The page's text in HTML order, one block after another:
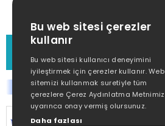
MÜŞTERİ HİZMETLERİ
(0212) 373 77 00
SİTEMİZ
Bu web sitesi çerezler
kullanır
Bu web sitesi kullanıcı deneyimini
iyileştirmek için çerezler kullanır. Web
sitemizi kullanmak suretiyle tüm
çerezlere Çerez Aydınlatma Metnimiz
uyarınca onay vermiş olursunuz.
Daha fazlası